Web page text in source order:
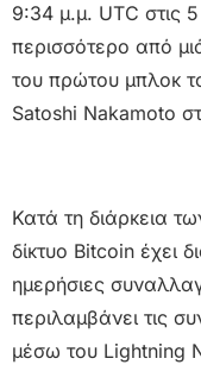
9:34 μ.μ. UTC στις
περισσότερο από
του πρώτου μπλοκ
Satoshi Nakamoto
Κατά τη διάρκεια
δίκτυο Bitcoin έχει
ημερήσιες
περιλαμβάνει τις
μέσω του Lightning